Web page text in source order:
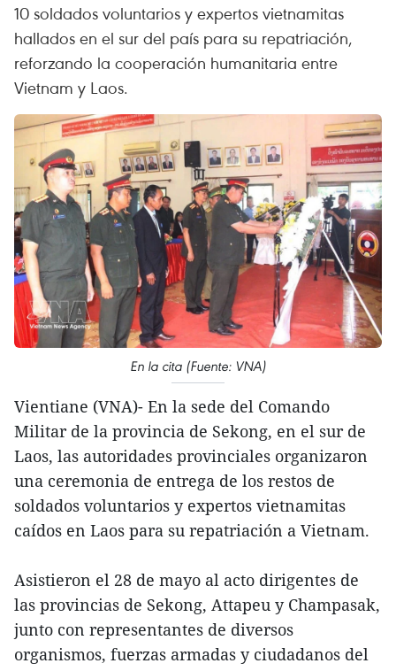
10 soldados voluntarios y expertos vietnamitas
hallados en el sur del país para su repatriación,
reforzando la cooperación humanitaria entre
Vietnam y Laos.
En la cita (Fuente: VNA)
Vientiane (VNA)- En la sede del Comando
Militar de la provincia de Sekong, en el sur de
Laos, las autoridades provinciales organizaron
una ceremonia de entrega de los restos de
soldados voluntarios y expertos vietnamitas
caídos en Laos para su repatriación a Vietnam.
Asistieron el 28 de mayo al acto dirigentes de
las provincias de Sekong, Attapeu y Champasak,
junto con representantes de diversos
organismos, fuerzas armadas y ciudadanos del